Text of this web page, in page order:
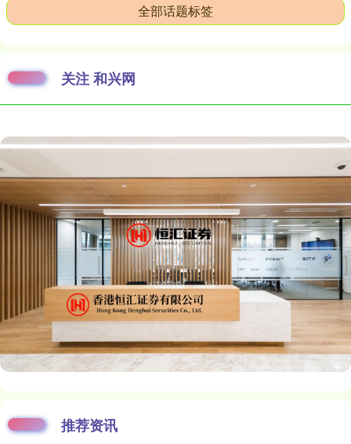
全部话题标签
关注 和兴网
推荐资讯